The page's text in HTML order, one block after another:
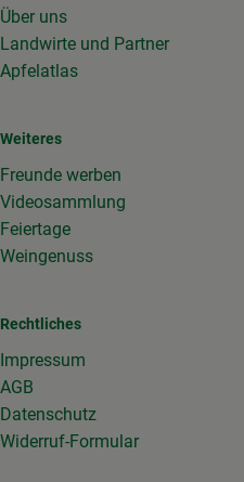
Über uns
Landwirte und Partner
Apfelatlas
Weiteres
Freunde werben
Videosammlung
Feiertage
Weingenuss
Rechtliches
Impressum
AGB
Datenschutz
Widerruf-Formular